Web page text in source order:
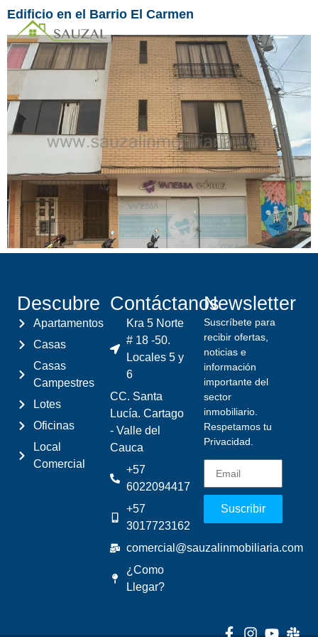
Edificio en el Barrio El Carmen
Descubre
Apartamentos
Casas
Casas
Campestres
Lotes
Oficinas
Local
Comercial
Contáctanos
Kra 5 Norte
# 18 -50.
Locales 5 y
6
CC. Santa
Lucía. Cartago
- Valle del
Cauca
+57
6022094417
+57
3017723162
comercial@sauzalinmobiliaria.com
¿Como
Llegar?
Newsletter
Suscríbete para
recibir ofertas,
noticias e
información
importante del
sector
inmobiliario.
Respetamos tu
Privacidad.
Suscribir